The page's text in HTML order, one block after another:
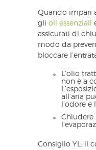
Quando impari
gli oli essenziali
assicurati di
modo da
bloccare
L’olio
non è a
all’aria
l’odore e
Chiudere
Consiglio YL: il